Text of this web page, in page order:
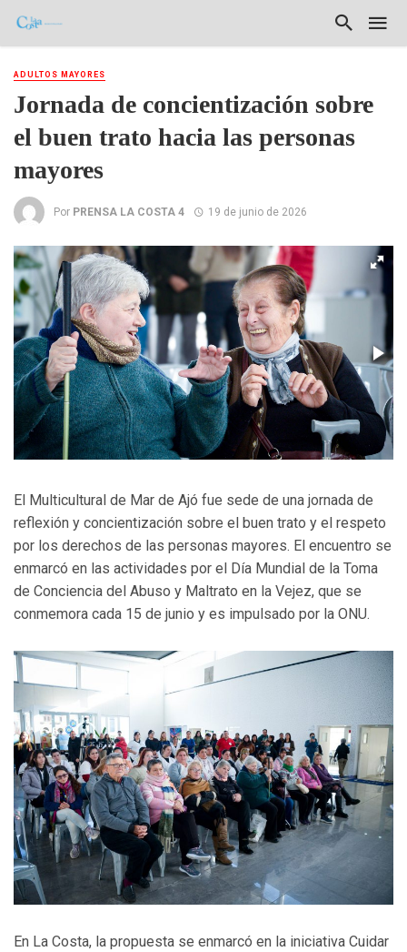
ADULTOS MAYORES
Jornada de concientización sobre
el buen trato hacia las personas
mayores
Por PRENSA LA COSTA 4 19 de junio de 2026
El Multicultural de Mar de Ajó fue sede de una jornada de
reflexión y concientización sobre el buen trato y el respeto
por los derechos de las personas mayores. El encuentro se
enmarcó en las actividades por el Día Mundial de la Toma
de Conciencia del Abuso y Maltrato en la Vejez, que se
conmemora cada 15 de junio y es impulsado por la ONU.
En La Costa, la propuesta se enmarcó en la iniciativa Cuidar